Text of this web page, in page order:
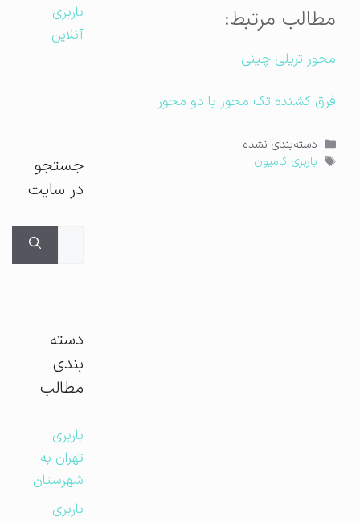
مطالب مرتبط:
محور تریلی چینی
فرق کشنده تک محور با دو محور
دسته‌ها
دسته‌بندی نشده
برچسب‌ها
باربری کامیون
باربری
آنلاین
جستجو
در سایت
دسته
بندی
مطالب
باربری
تهران به
شهرستان
باربری